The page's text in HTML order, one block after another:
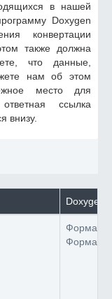
в нашей
Doxygen
конвертации
также должна
что данные,
нам об этом
место для
ссылка
внизу.
Doxygen
Формат
Формат